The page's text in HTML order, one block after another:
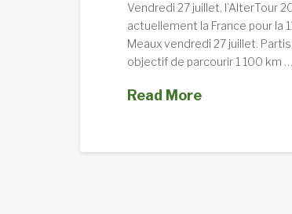
Vendredi 27 juillet, l’AlterTour
actuellement la France pour la
Meaux vendredi 27 juillet.
objectif de parcourir 1 100 km …
Read More